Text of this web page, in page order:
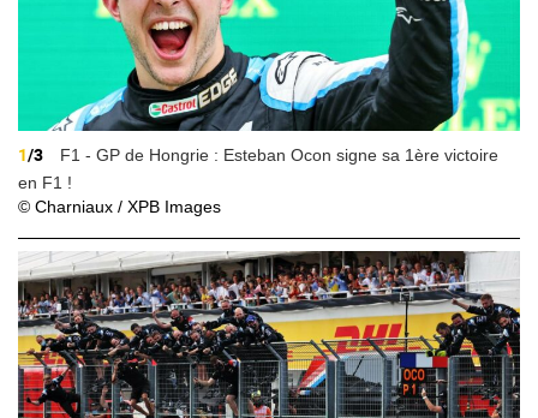
1/3
F1 - GP de Hongrie : Esteban Ocon signe sa 1ère victoire
en F1 !
© Charniaux / XPB Images